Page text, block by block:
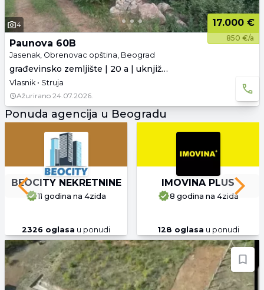
4 17.000 €
850 €/a
Paunova 60B
Jasenak, Obrenovac opština, Beograd
građevinsko zemljište | 20 a | uknjiženo
Vlasnik • Struja
Ažurirano 24.07.2026.
Ponuda agencija u Beogradu
BEOCITY NEKRETNINE
11 godina na 4zida
2326 oglasa u ponudi
IMOVINA PLUS
8 godina na 4zida
128 oglasa u ponudi
Previous slide Next